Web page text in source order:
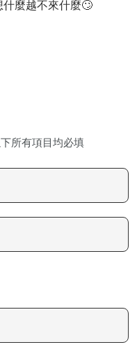
什麼越不來什麼🙄
所有項目均必填